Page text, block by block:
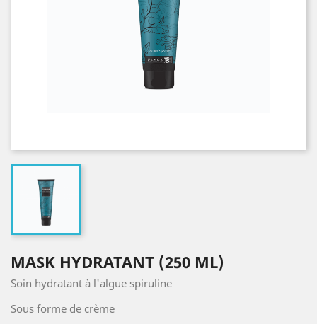
MASK HYDRATANT (250 ML)
Soin hydratant à l'algue spiruline
Sous forme de crème